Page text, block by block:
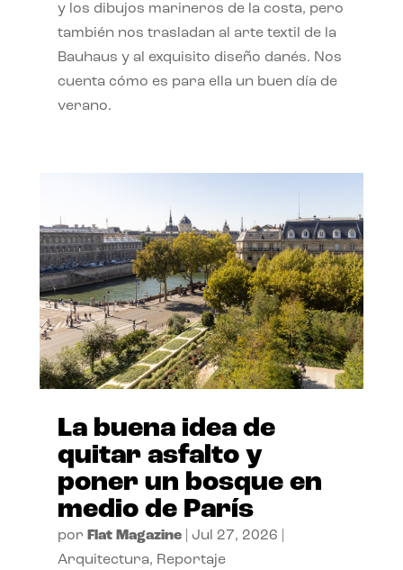
y los dibujos marineros de la costa, pero
también nos trasladan al arte textil de la
Bauhaus y al exquisito diseño danés. Nos
cuenta cómo es para ella un buen día de
verano.
La buena idea de
quitar asfalto y
poner un bosque en
medio de París
por Flat Magazine| Jul 27, 2026
Arquitectura, Reportaje